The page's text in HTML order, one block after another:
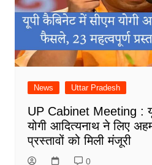
News Uttar Pradesh
UP Cabinet Meeting :
योगी आदित्यनाथ ने लिए
प्रस्तावों को मिली मंजूरी
0